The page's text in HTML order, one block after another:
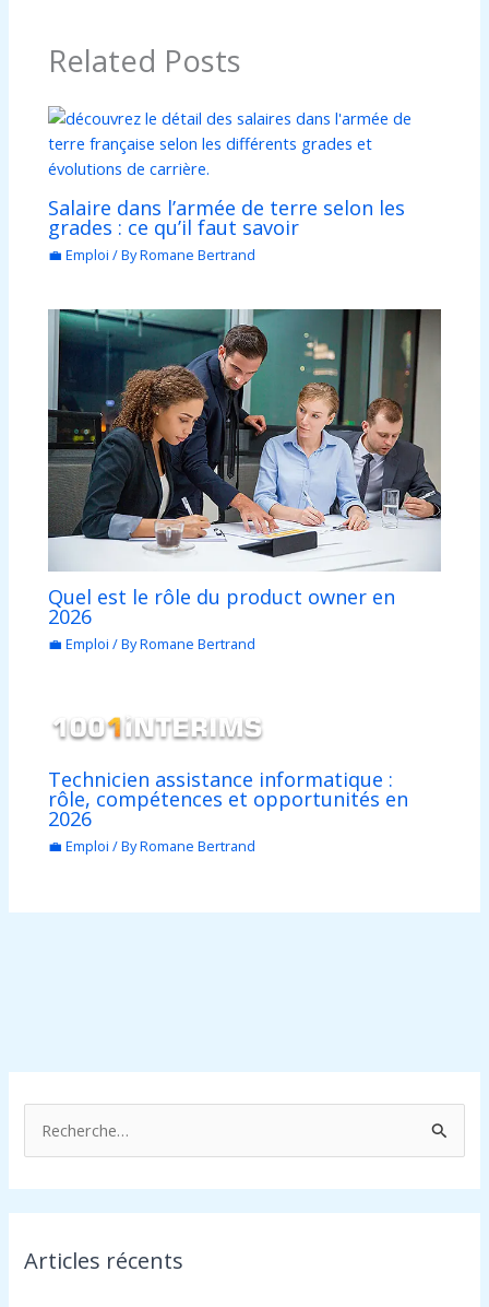
Related Posts
Salaire dans l’armée de terre selon les
grades : ce qu’il faut savoir
💼 Emploi / ByRomane Bertrand
Quel est le rôle du product owner en
2026
💼 Emploi / ByRomane Bertrand
Technicien assistance informatique :
rôle, compétences et opportunités en
2026
💼 Emploi / ByRomane Bertrand
e
Articles récents